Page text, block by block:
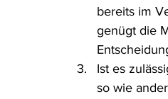
bereits im
genügt die
Ist es
so wie